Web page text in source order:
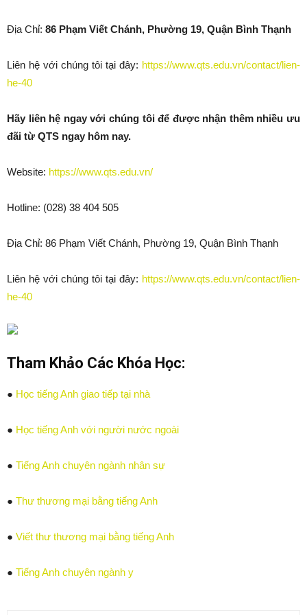
Địa Chỉ: 86 Phạm Viết Chánh, Phường 19, Quận Bình Thạnh
Liên hệ với chúng tôi tại đây: https://www.qts.edu.vn/contact/lien-
he-40
Hãy liên hệ ngay với chúng tôi để được nhận thêm nhiều ưu
đãi từ QTS ngay hôm nay.
Website: https://www.qts.edu.vn/
Hotline: (028) 38 404 505
Địa Chỉ: 86 Phạm Viết Chánh, Phường 19, Quận Bình Thạnh
Liên hệ với chúng tôi tại đây: https://www.qts.edu.vn/contact/lien-
he-40
Tham Khảo Các Khóa Học:
● Học tiếng Anh giao tiếp tại nhà
● Học tiếng Anh với người nước ngoài
● Tiếng Anh chuyên ngành nhân sự
● Thư thương mại bằng tiếng Anh
● Viết thư thương mại bằng tiếng Anh
● Tiếng Anh chuyên ngành y